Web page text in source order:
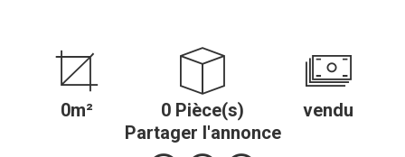
0m² 0 Pièce(s)
vendu
Partager l'annonce